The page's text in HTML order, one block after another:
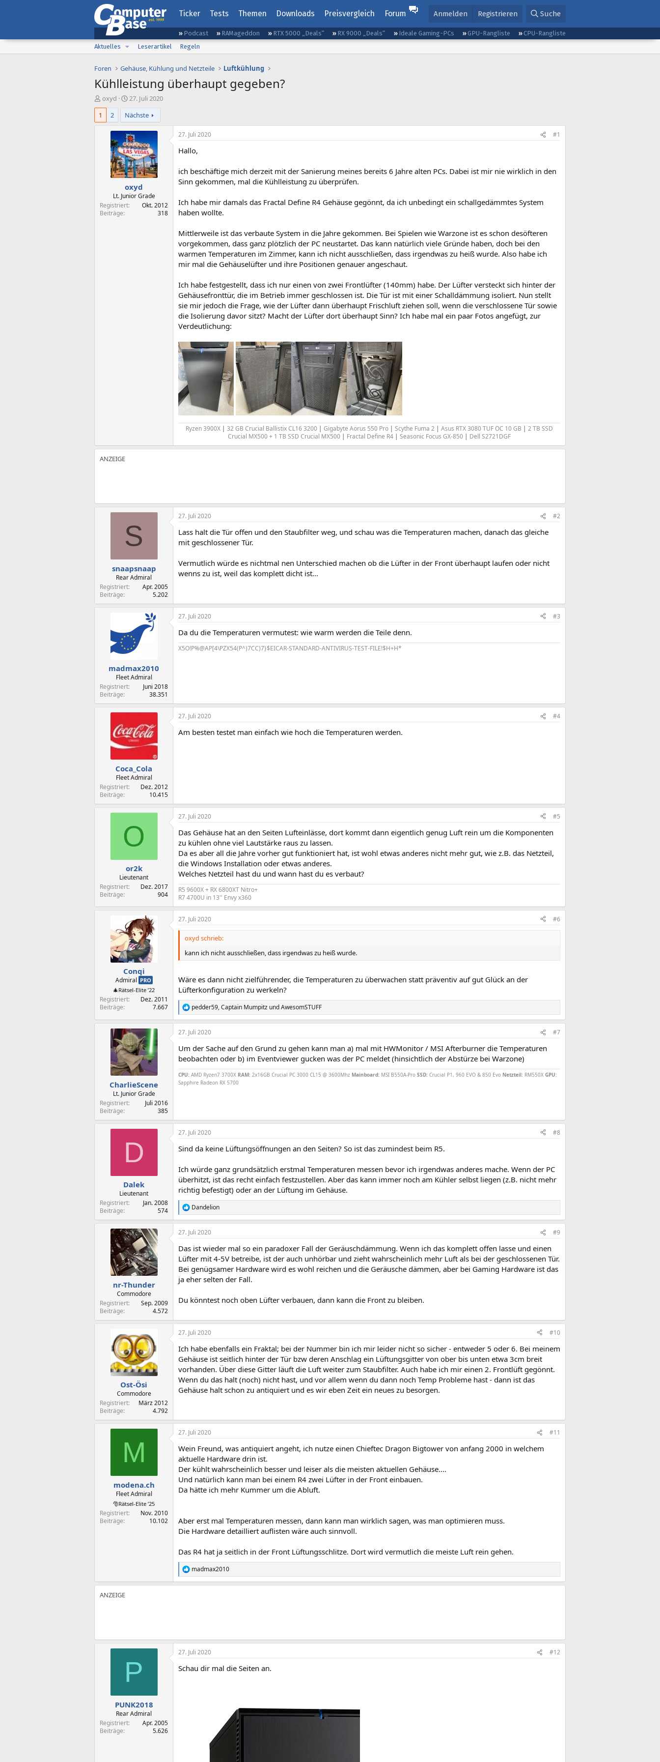
Ticker Tests Themen Downloads Preisvergleich Forum Anmelden Registrieren Suche
Podcast RAMageddon RTX 5000 „Deals“ RX 9000 „Deals“ Ideale Gaming-PCs GPU-Rangliste
CPU-Rangliste
Aktuelles
Leserartikel Regeln
Foren Gehäuse, Kühlung und Netzteile Luftkühlung
Kühlleistung überhaupt gegeben?
E
r
t
oxyd
E
r
s
t
e
l
l
t
a
m
27. Juli 2020
1
2 Nächste
oxyd
Lt. Junior Grade
Registriert
Okt. 2012
Beiträge
318
27. Juli 2020 #1
Hallo,
ich beschäftige mich derzeit mit der Sanierung meines bereits 6 Jahre alten PCs. Dabei ist mir nie wirklich in den
Sinn gekommen, mal die Kühlleistung zu überprüfen.
Ich habe mir damals das Fractal Define R4 Gehäuse gegönnt, da ich unbedingt ein schallgedämmtes System
haben wollte.
Mittlerweile ist das verbaute System in die Jahre gekommen. Bei Spielen wie Warzone ist es schon desöfteren
vorgekommen, dass ganz plötzlich der PC neustartet. Das kann natürlich viele Gründe haben, doch bei den
warmen Temperaturen im Zimmer, kann ich nicht ausschließen, dass irgendwas zu heiß wurde. Also habe ich
mir mal die Gehäuselüfter und ihre Positionen genauer angeschaut.
Ich habe festgestellt, dass ich nur einen von zwei Frontlüfter (140mm) habe. Der Lüfter versteckt sich hinter der
Gehäusefronttür, die im Betrieb immer geschlossen ist. Die Tür ist mit einer Schalldämmung isoliert. Nun stellt
sie mir jedoch die Frage, wie der Lüfter dann überhaupt Frischluft ziehen soll, wenn die verschlossene Tür sowie
die Isolierung davor sitzt? Macht der Lüfter dort überhaupt Sinn? Ich habe mal ein paar Fotos angefügt, zur
Verdeutlichung:
Ryzen 3900X | 32 GB Crucial Ballistix CL16 3200 | Gigabyte Aorus 550 Pro | Scythe Fuma 2 | Asus RTX 3080 TUF OC 10 GB | 2 TB SSD
Crucial MX500 + 1 TB SSD Crucial MX500 | Fractal Define R4 | Seasonic Focus GX-850 | Dell S2721DGF
S
snaapsnaap
Rear Admiral
Registriert
Apr. 2005
Beiträge
5.202
27. Juli 2020 #2
Lass halt die Tür offen und den Staubfilter weg, und schau was die Temperaturen machen, danach das gleiche
mit geschlossener Tür.
Vermutlich würde es nichtmal nen Unterschied machen ob die Lüfter in der Front überhaupt laufen oder nicht
wenns zu ist, weil das komplett dicht ist...
madmax2010
Fleet Admiral
Registriert
Juni 2018
Beiträge
38.351
27. Juli 2020 #3
Da du die Temperaturen vermutest: wie warm werden die Teile denn.
X5O!P%@AP[4\PZX54(P^)7CC)7}$EICAR-STANDARD-ANTIVIRUS-TEST-FILE!$H+H*
Coca_Cola
Fleet Admiral
Registriert
Dez. 2012
Beiträge
10.415
27. Juli 2020 #4
Am besten testet man einfach wie hoch die Temperaturen werden.
O
or2k
Lieutenant
Registriert
Dez. 2017
Beiträge
904
27. Juli 2020 #5
Das Gehäuse hat an den Seiten Lufteinlässe, dort kommt dann eigentlich genug Luft rein um die Komponenten
zu kühlen ohne viel Lautstärke raus zu lassen.
Da es aber all die Jahre vorher gut funktioniert hat, ist wohl etwas anderes nicht mehr gut, wie z.B. das Netzteil,
die Windows Installation oder etwas anderes.
Welches Netzteil hast du und wann hast du es verbaut?
R5 9600X + RX 6800XT Nitro+
R7 4700U in 13'' Envy x360
Conqi
Admiral PRO
🎄Rätsel-Elite ’22
Registriert
Dez. 2011
Beiträge
7.667
27. Juli 2020 #6
oxyd schrieb:
kann ich nicht ausschließen, dass irgendwas zu heiß wurde.
Wäre es dann nicht zielführender, die Temperaturen zu überwachen statt präventiv auf gut Glück an der
Lüfterkonfiguration zu werkeln?
R
e
a
k
i
o
e
n
pedder59,Captain Mumpitz undAwesomSTUFF
CharlieScene
Lt. Junior Grade
Registriert
Juli 2016
Beiträge
385
27. Juli 2020 #7
Um der Sache auf den Grund zu gehen kann man a) mal mit HWMonitor / MSI Afterburner die Temperaturen
beobachten oder b) im Eventviewer gucken was der PC meldet (hinsichtlich der Abstürze bei Warzone)
CPU: AMD Ryzen7 3700X RAM: 2x16GB Crucial PC 3000 CL15 @ 3600Mhz Mainboard: MSI B550A-Pro SSD: Crucial P1, 960 EVO & 850 Evo Netzteil: RM550X GPU:
Sapphire Radeon RX 5700
D
Dalek
Lieutenant
Registriert
Jan. 2008
Beiträge
574
27. Juli 2020 #8
Sind da keine Lüftungsöffnungen an den Seiten? So ist das zumindest beim R5.
Ich würde ganz grundsätzlich erstmal Temperaturen messen bevor ich irgendwas anderes mache. Wenn der PC
überhitzt, ist das recht einfach festzustellen. Aber das kann immer noch am Kühler selbst liegen (z.B. nicht mehr
richtig befestigt) oder an der Lüftung im Gehäuse.
R
e
a
k
i
o
n
e
n
Dandelion
nr-Thunder
Commodore
Registriert
Sep. 2009
Beiträge
4.572
27. Juli 2020 #9
Das ist wieder mal so ein paradoxer Fall der Geräuschdämmung. Wenn ich das komplett offen lasse und einen
Lüfter mit 4-5V betreibe, ist der auch unhörbar und zieht wahrscheinlich mehr Luft als bei der geschlossenen Tür.
Bei genügsamer Hardware wird es wohl reichen und die Geräusche dämmen, aber bei Gaming Hardware ist das
ja eher selten der Fall.
Du könntest noch oben Lüfter verbauen, dann kann die Front zu bleiben.
Ost-Ösi
Commodore
Registriert
März 2012
Beiträge
4.792
27. Juli 2020 #10
Ich habe ebenfalls ein Fraktal; bei der Nummer bin ich mir leider nicht so sicher - entweder 5 oder 6. Bei meinem
Gehäuse ist seitlich hinter der Tür bzw deren Anschlag ein Lüftungsgitter von ober bis unten etwa 3cm breit
vorhanden. Über diese Gitter läuft die Luft weiter zum Staubfilter. Auch habe ich mir einen 2. Frontlüft gegönnt.
Wenn du das halt (noch) nicht hast, und vor allem wenn du dann noch Temp Probleme hast - dann ist das
Gehäuse halt schon zu antiquiert und es wir eben Zeit ein neues zu besorgen.
M
modena.ch
Fleet Admiral
🎅Rätsel-Elite ’25
Registriert
Nov. 2010
Beiträge
10.102
27. Juli 2020 #11
Wein Freund, was antiquiert angeht, ich nutze einen Chieftec Dragon Bigtower von anfang 2000 in welchem
aktuelle Hardware drin ist.
Der kühlt wahrscheinlich besser und leiser als die meisten aktuellen Gehäuse....
Und natürlich kann man bei einem R4 zwei Lüfter in der Front einbauen.
Da hätte ich mehr Kummer um die Abluft.
Aber erst mal Temperaturen messen, dann kann man wirklich sagen, was man optimieren muss.
Die Hardware detailliert auflisten wäre auch sinnvoll.
Das R4 hat ja seitlich in der Front Lüftungsschlitze. Dort wird vermutlich die meiste Luft rein gehen.
R
e
a
n
:
madmax2010
P
PUNK2018
Rear Admiral
Registriert
Apr. 2005
Beiträge
5.626
27. Juli 2020 #12
Schau dir mal die Seiten an.